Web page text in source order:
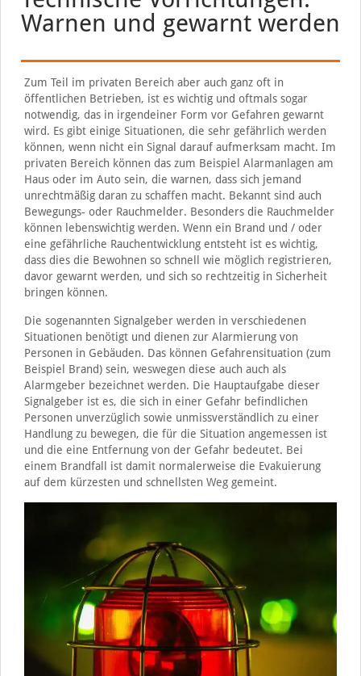
Warnen und gewarnt werden
Zum Teil im privaten Bereich aber auch ganz oft in
öffentlichen Betrieben, ist es wichtig und oftmals sogar
notwendig, das in irgendeiner Form vor Gefahren gewarnt
wird. Es gibt einige Situationen, die sehr gefährlich werden
können, wenn nicht ein Signal darauf aufmerksam macht. Im
privaten Bereich können das zum Beispiel Alarmanlagen am
Haus oder im Auto sein, die warnen, dass sich jemand
unrechtmäßig daran zu schaffen macht. Bekannt sind auch
Bewegungs- oder Rauchmelder. Besonders die Rauchmelder
können lebenswichtig werden. Wenn ein Brand und / oder
eine gefährliche Rauchentwicklung entsteht ist es wichtig,
dass dies die Bewohnen so schnell wie möglich registrieren,
davor gewarnt werden, und sich so rechtzeitig in Sicherheit
bringen können.
Die sogenannten Signalgeber werden in verschiedenen
Situationen benötigt und dienen zur Alarmierung von
Personen in Gebäuden. Das können Gefahrensituation (zum
Beispiel Brand) sein, weswegen diese auch auch als
Alarmgeber bezeichnet werden. Die Hauptaufgabe dieser
Signalgeber ist es, die sich in einer Gefahr befindlichen
Personen unverzüglich sowie unmissverständlich zu einer
Handlung zu bewegen, die für die Situation angemessen ist
und die eine Entfernung von der Gefahr bedeutet. Bei
einem Brandfall ist damit normalerweise die Evakuierung
auf dem kürzesten und schnellsten Weg gemeint.